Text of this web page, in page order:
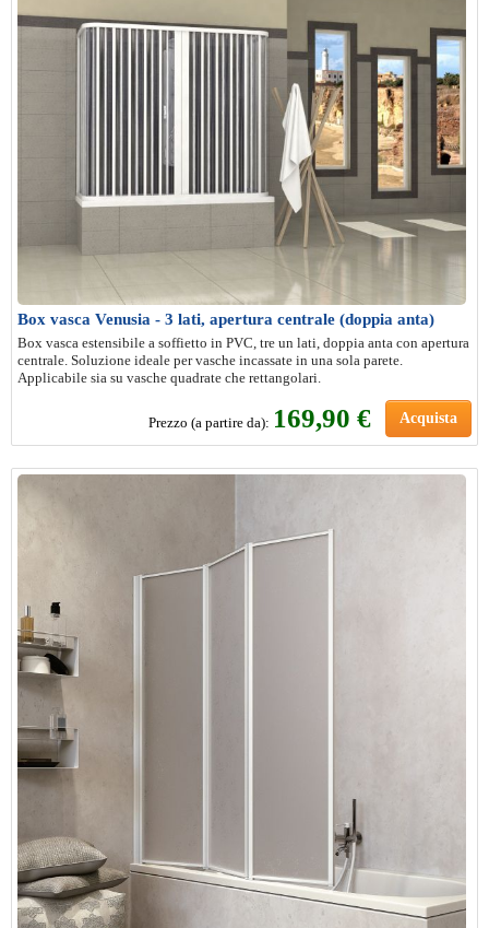
Box vasca Venusia - 3 lati, apertura centrale (doppia anta)
Box vasca estensibile a soffietto in PVC, tre un lati, doppia anta con apertura
centrale. Soluzione ideale per vasche incassate in una sola parete.
Applicabile sia su vasche quadrate che rettangolari.
Prezzo (a partire da): 169,90 € Acquista